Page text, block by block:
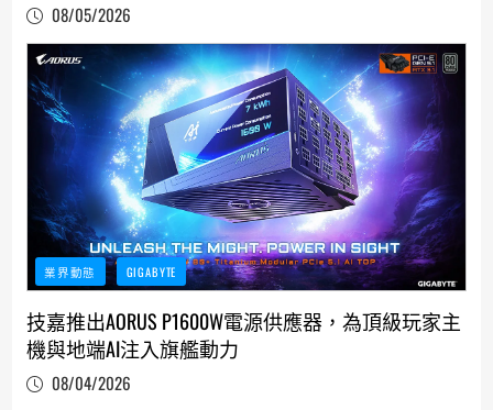
08/05/2026
業界動態 GIGABYTE
技嘉推出AORUS P1600W電源供應器，為頂級玩家主
機與地端AI注入旗艦動力
08/04/2026